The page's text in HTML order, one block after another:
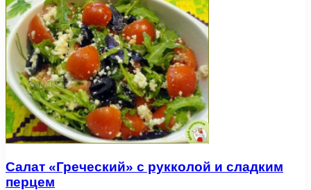
Салат «Греческий» с рукколой и сладким
перцем